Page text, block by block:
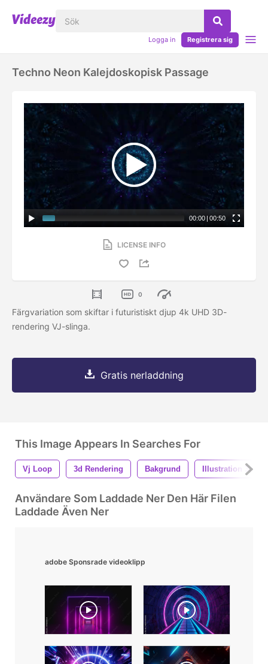
Logga in Registrera sig
Techno Neon Kalejdoskopisk Passage
00:00 | 00:50
LICENSE INFO
0
Färgvariation som skiftar i futuristiskt djup 4k UHD 3D-
rendering VJ-slinga.
Gratis nerladdning
This Image Appears In Searches For
Vj Loop 3d Rendering Bakgrund Illustration 3d
Användare Som Laddade Ner Den Här Filen
Laddade Även Ner
adobe Sponsrade videoklipp